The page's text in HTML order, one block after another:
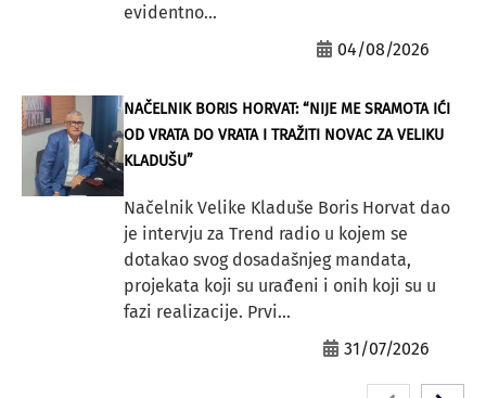
evidentno...
04/08/2026
NAČELNIK BORIS HORVAT: “NIJE ME SRAMOTA IĆI
OD VRATA DO VRATA I TRAŽITI NOVAC ZA VELIKU
KLADUŠU”
Načelnik Velike Kladuše Boris Horvat dao
je intervju za Trend radio u kojem se
dotakao svog dosadašnjeg mandata,
projekata koji su urađeni i onih koji su u
fazi realizacije. Prvi...
31/07/2026